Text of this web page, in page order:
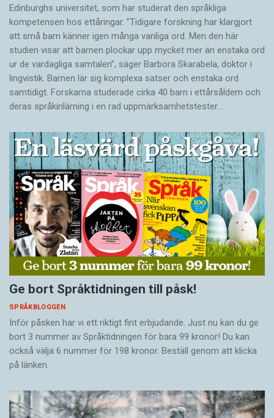
Edinburghs universitet, som har studerat den språkliga
kompetensen hos ettåringar. ”Tidigare forskning har klargjort
att små barn känner igen många vanliga ord. Men den här
studien visar att barnen plockar upp mycket mer än enstaka ord
ur de vardagliga samtalen”, säger Barbora Skarabela, doktor i
lingvistik. Barnen lär sig komplexa satser och enstaka ord
samtidigt. Forskarna studerade cirka 40 barn i ettårsåldern och
deras språkinlärning i en rad uppmärksamhetstester.…
Ge bort Språktidningen till påsk!
SPRÅKBLOGGEN
Inför påsken har vi ett riktigt fint erbjudande. Just nu kan du ge
bort 3 nummer av Språktidningen för bara 99 kronor! Du kan
också välja 6 nummer för 198 kronor. Beställ genom att klicka
på länken.